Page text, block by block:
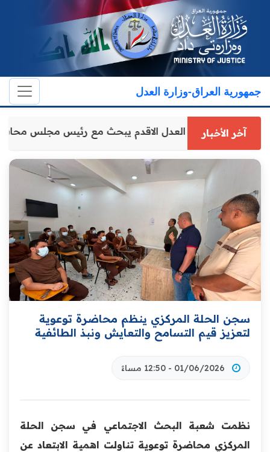
جمهورية العراق-وزارة العدل
آخر الأخباروكيل وزارة العدل الاقدم يبحث مع رئيس مجلس
سجن الحلة المركزي ينظم محاضرة توعوية
لتعزيز قيم التسامح والتعايش ونبذ الطائفية
01/06/2026 - 12:50 مساءً
نظمت شعبة البحث الاجتماعي في سجن الحلة
المركزي محاضرة توعوية تناولت اهمية الابتعاد عن